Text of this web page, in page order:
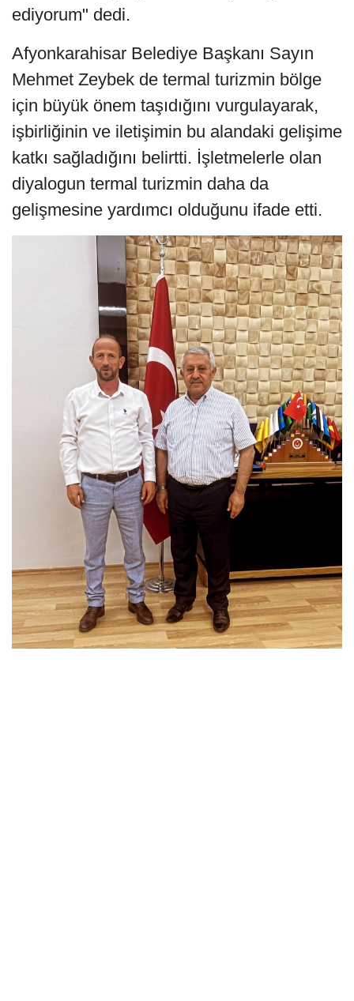
ediyorum" dedi.
Afyonkarahisar Belediye Başkanı Sayın
Mehmet Zeybek de termal turizmin bölge
için büyük önem taşıdığını vurgulayarak,
işbirliğinin ve iletişimin bu alandaki gelişime
katkı sağladığını belirtti. İşletmelerle olan
diyalogun termal turizmin daha da
gelişmesine yardımcı olduğunu ifade etti.